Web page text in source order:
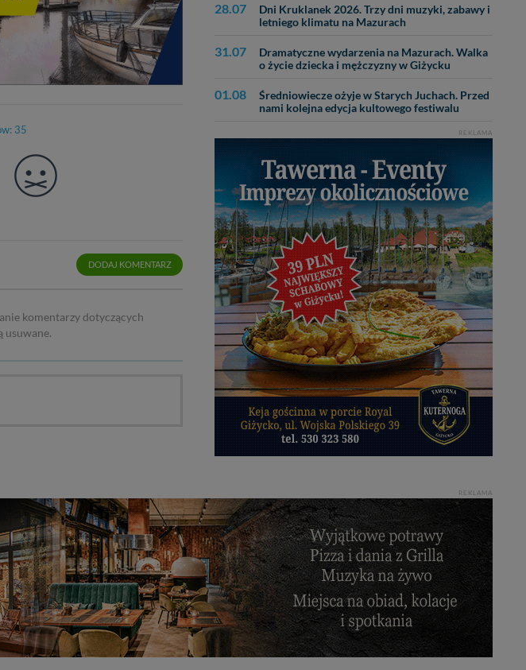
35
DODAJ KOMENTARZ
komentarzy dotyczących
usuwane.
28.07
Dni Kruklanek 2026. Trzy dni muzyki, zabawy i
letniego klimatu na Mazurach
31.07
Dramatyczne wydarzenia na Mazurach. Walka
o życie dziecka i mężczyzny w Giżycku
01.08
Średniowiecze ożyje w Starych Juchach. Przed
nami kolejna edycja kultowego festiwalu
REKLAMA
REKLAMA